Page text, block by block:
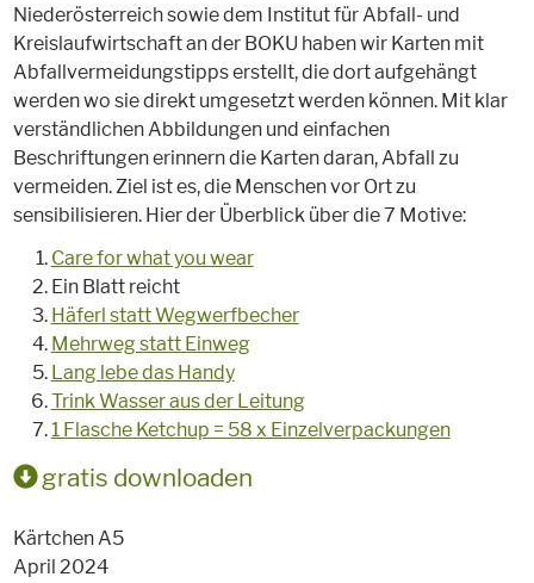
Niederösterreich sowie dem Institut für Abfall- und
Kreislaufwirtschaft an der BOKU haben wir Karten mit
Abfallvermeidungstipps erstellt, die dort aufgehängt
werden wo sie direkt umgesetzt werden können. Mit klar
verständlichen Abbildungen und einfachen
Beschriftungen erinnern die Karten daran, Abfall zu
vermeiden. Ziel ist es, die Menschen vor Ort zu
sensibilisieren. Hier der Überblick über die 7 Motive:
Care for what you wear
Ein Blatt reicht
Häferl statt Wegwerfbecher
Mehrweg statt Einweg
Lang lebe das Handy
Trink Wasser aus der Leitung
1 Flasche Ketchup = 58 x Einzelverpackungen
gratis downloaden
Kärtchen A5
April 2024